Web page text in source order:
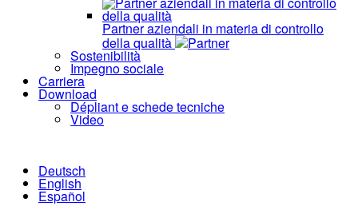
Partner aziendali in materia di controllo
della qualità Partner
Sostenibilità
Impegno sociale
Carriera
Download
Dépliant e schede tecniche
Video
Deutsch
English
Español